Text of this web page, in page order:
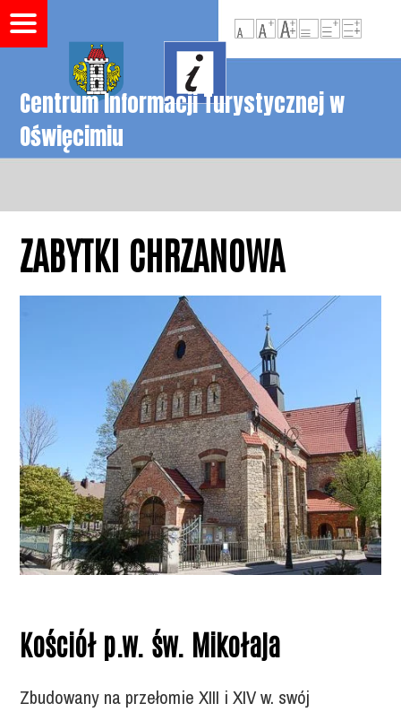
Centrum Informacji Turystycznej w
Oświęcimiu
ZABYTKI CHRZANOWA
Kościół p.w. św. Mikołaja
Zbudowany na przełomie XIII i XIV w. swój